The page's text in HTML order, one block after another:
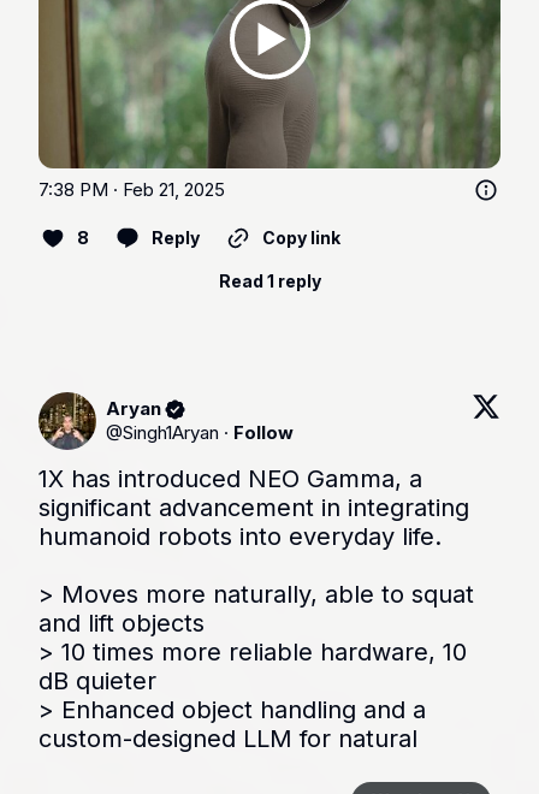
7:38 PM · Feb 21, 2025
8 Reply Copy link
Read 1 reply
Aryan
@Singh1Aryan · Follow
1X has introduced NEO Gamma, a
significant advancement in integrating
humanoid robots into everyday life.
> Moves more naturally, able to squat
and lift objects
> 10 times more reliable hardware, 10
dB quieter
> Enhanced object handling and a
custom-designed LLM for natural